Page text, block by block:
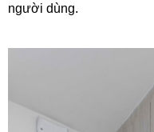
người dùng.